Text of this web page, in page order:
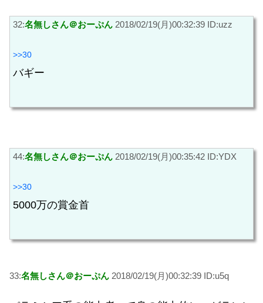
32:名無しさん＠おーぷん 2018/02/19(月)00:32:39 ID:uzz
>>30
バギー
44:名無しさん＠おーぷん 2018/02/19(月)00:35:42 ID:YDX
>>30
5000万の賞金首
33:名無しさん＠おーぷん 2018/02/19(月)00:32:39 ID:u5q